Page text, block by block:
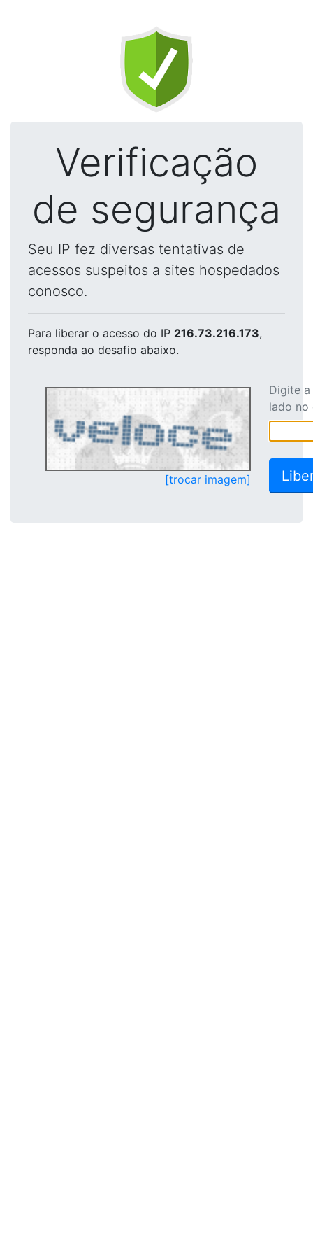
Verificação
de segurança
Seu IP fez diversas tentativas de
acessos suspeitos a sites hospedados
conosco.
Para liberar o acesso do IP 216.73.216.173,
responda ao desafio abaixo.
[trocar imagem]
Digite
lado no